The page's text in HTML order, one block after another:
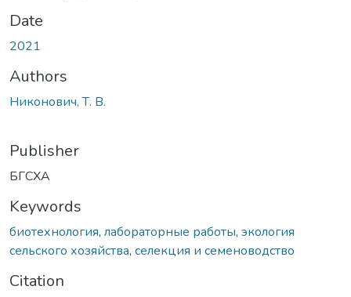
Date
2021
Authors
Никонович, Т. В.
Publisher
БГСХА
Keywords
биотехнология, лабораторные работы, экология
сельского хозяйства, селекция и семеноводство
Citation